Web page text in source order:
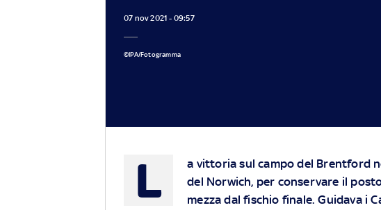
07 nov 2021 - 09:57
©IPA/Fotogramma
L
a vittoria sul campo del Brentford
del Norwich, per conservare il
mezza dal fischio finale. Guidava i